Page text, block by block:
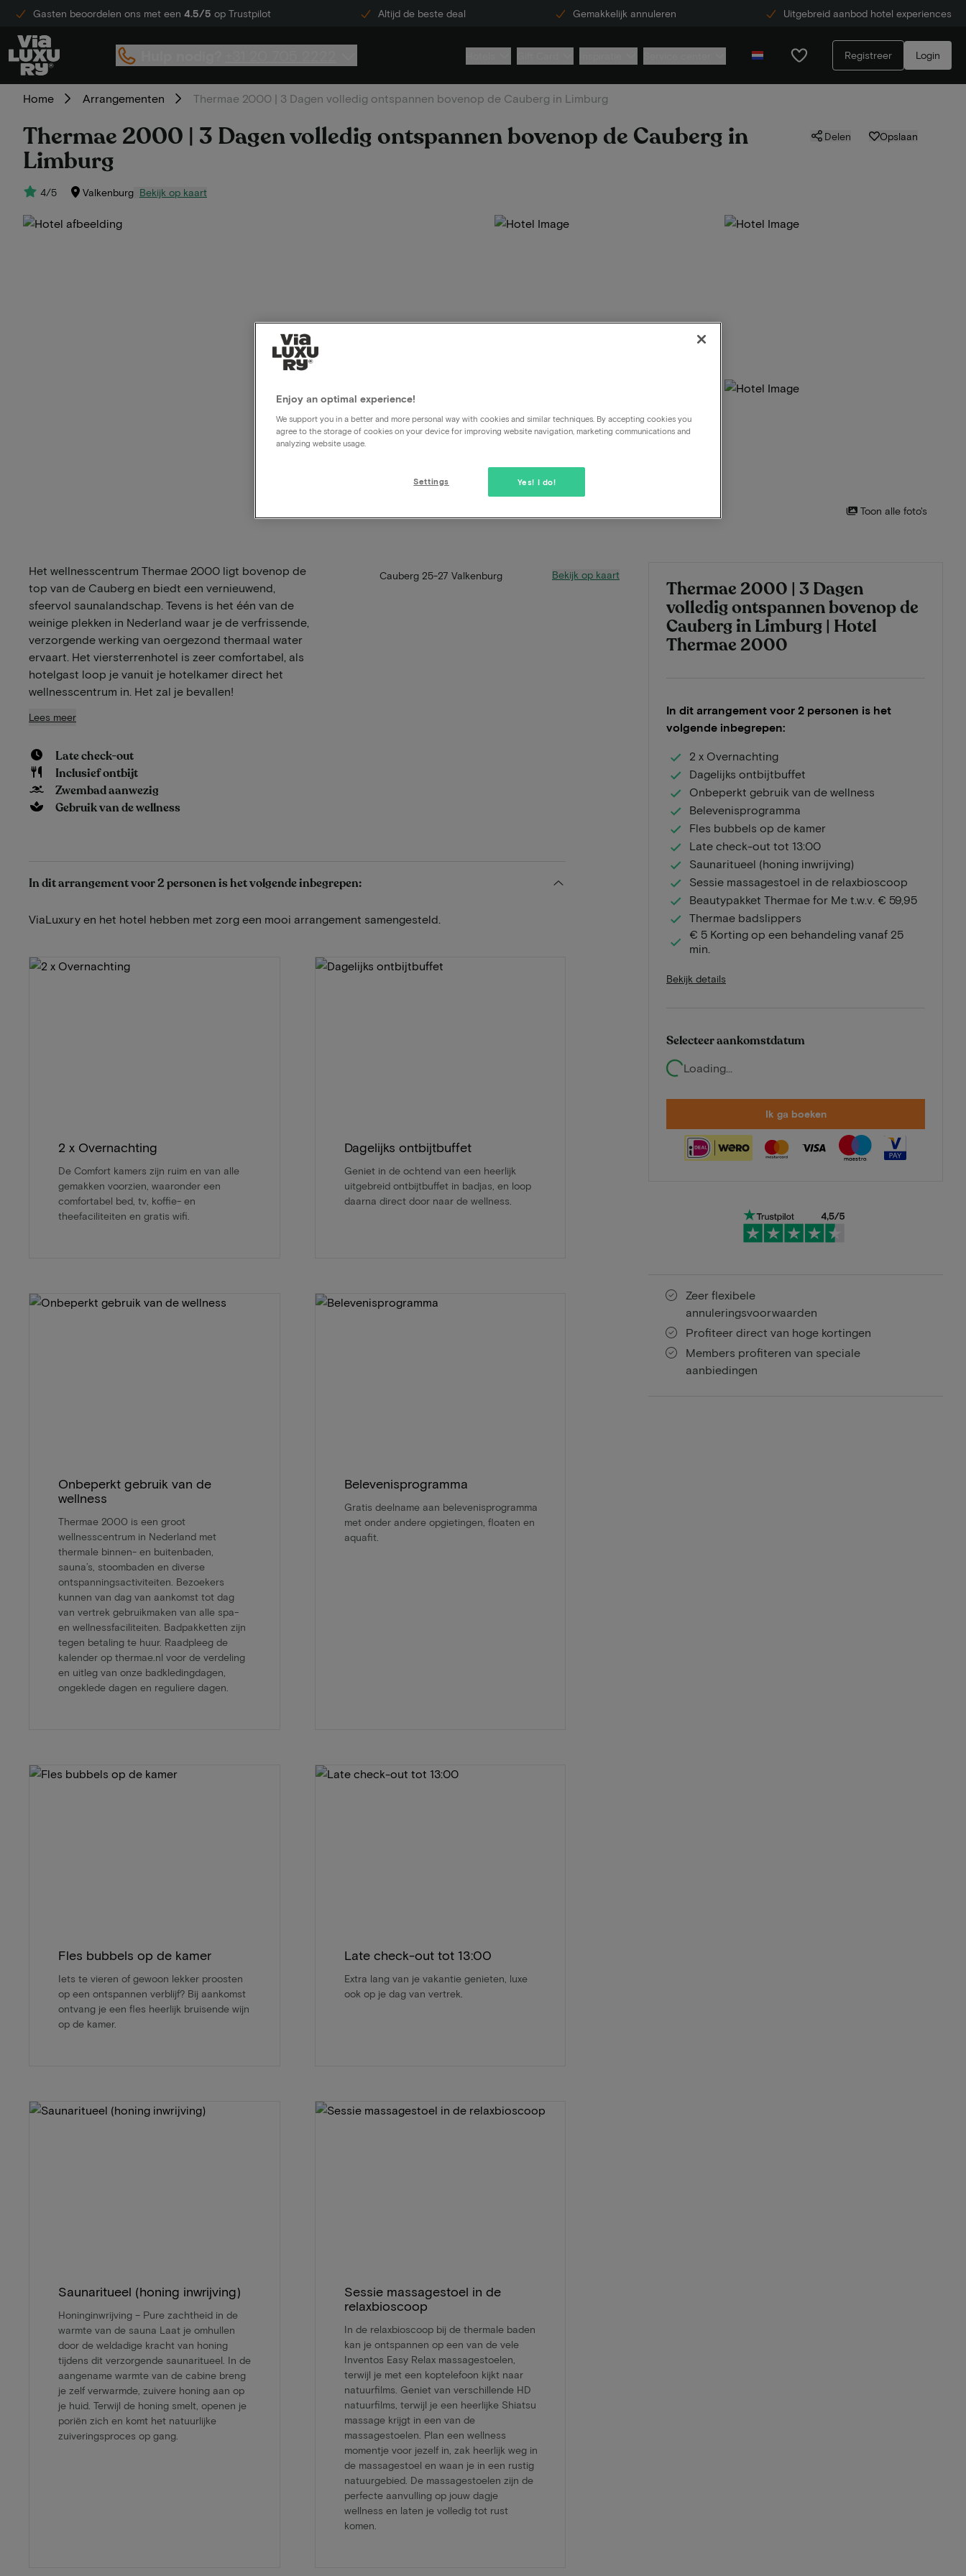
Gasten beoordelen ons met een 4.5/5 op Trustpilot Altijd de beste deal Gemakkelijk annuleren Uitgebreid aanbod hotel experiences
Registreer Login
Home Arrangementen Thermae 2000 | 3 Dagen volledig ontspannen bovenop de Cauberg in Limburg
Thermae 2000 | 3 Dagen volledig ontspannen bovenop de Cauberg in
Limburg
4/5 Valkenburg Bekijk op kaart
Delen Opslaan
Toon alle foto's
Thermae 2000 | 3 Dagen
volledig ontspannen bovenop de
Cauberg in Limburg | Hotel
Thermae 2000
In dit arrangement voor 2 personen is het
volgende inbegrepen:
2 x Overnachting
Dagelijks ontbijtbuffet
Onbeperkt gebruik van de wellness
Belevenisprogramma
Fles bubbels op de kamer
Late check-out tot 13:00
Saunaritueel (honing inwrijving)
Sessie massagestoel in de relaxbioscoop
Beautypakket Thermae for Me t.w.v. € 59,95
Thermae badslippers
€ 5 Korting op een behandeling vanaf 25
min.
Bekijk details
Selecteer aankomstdatum
Loading...
Ik ga boeken
Zeer flexibele
annuleringsvoorwaarden
Profiteer direct van hoge kortingen
Members profiteren van speciale
aanbiedingen
Het wellnesscentrum Thermae 2000 ligt bovenop de
top van de Cauberg en biedt een vernieuwend,
sfeervol saunalandschap. Tevens is het één van de
weinige plekken in Nederland waar je de verfrissende,
verzorgende werking van oergezond thermaal water
ervaart. Het viersterrenhotel is zeer comfortabel, als
hotelgast loop je vanuit je hotelkamer direct het
wellnesscentrum in. Het zal je bevallen!
Lees meer
Late check-out
Inclusief ontbijt
Zwembad aanwezig
Gebruik van de wellness
Cauberg 25-27 Valkenburg Bekijk op kaart
In dit arrangement voor 2 personen is het volgende inbegrepen:
ViaLuxury en het hotel hebben met zorg een mooi arrangement samengesteld.
2 x Overnachting
De Comfort kamers zijn ruim en van alle
gemakken voorzien, waaronder een
comfortabel bed, tv, koffie- en
theefaciliteiten en gratis wifi.
Dagelijks ontbijtbuffet
Geniet in de ochtend van een heerlijk
uitgebreid ontbijtbuffet in badjas, en loop
daarna direct door naar de wellness.
Onbeperkt gebruik van de
wellness
Thermae 2000 is een groot
wellnesscentrum in Nederland met
thermale binnen- en buitenbaden,
sauna’s, stoombaden en diverse
ontspanningsactiviteiten. Bezoekers
kunnen van dag van aankomst tot dag
van vertrek gebruikmaken van alle spa-
en wellnessfaciliteiten. Badpakketten zijn
tegen betaling te huur. Raadpleeg de
kalender op thermae.nl voor de verdeling
en uitleg van onze badkledingdagen,
ongeklede dagen en reguliere dagen.
Belevenisprogramma
Gratis deelname aan belevenisprogramma
met onder andere opgietingen, floaten en
aquafit.
Fles bubbels op de kamer
Iets te vieren of gewoon lekker proosten
op een ontspannen verblijf? Bij aankomst
ontvang je een fles heerlijk bruisende wijn
op de kamer.
Late check-out tot 13:00
Extra lang van je vakantie genieten, luxe
ook op je dag van vertrek.
Saunaritueel (honing inwrijving)
Honinginwrijving – Pure zachtheid in de
warmte van de sauna Laat je omhullen
door de weldadige kracht van honing
tijdens dit verzorgende saunaritueel. In de
aangename warmte van de cabine breng
je zelf verwarmde, zuivere honing aan op
je huid. Terwijl de honing smelt, openen je
poriën zich en komt het natuurlijke
zuiveringsproces op gang.
Sessie massagestoel in de
relaxbioscoop
In de relaxbioscoop bij de thermale baden
kan je ontspannen op een van de vele
Inventos Easy Relax massagestoelen,
terwijl je met een koptelefoon kijkt naar
natuurfilms. Geniet van verschillende HD
natuurfilms, terwijl je een heerlijke Shiatsu
massage krijgt in een van de
massagestoelen. Plan een wellness
momentje voor jezelf in, zak heerlijk weg in
de massagestoel en waan je in een rustig
natuurgebied. De massagestoelen zijn de
perfecte aanvulling op jouw dagje
wellness en laten je volledig tot rust
komen.
Enjoy an optimal experience!
We support you in a better and more personal way with cookies and similar techniques. By accepting cookies you
agree to the storage of cookies on your device for improving website navigation, marketing communications and
analyzing website usage.
Yes! I do!
Settings